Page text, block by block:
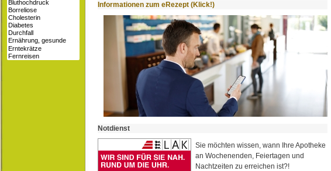
Informationen zum eRezept (Klick!)
Notdienst
Sie möchten wissen, wann Ihre Apotheke
an Wochenenden, Feiertagen und
Nachtzeiten zu erreichen ist?!